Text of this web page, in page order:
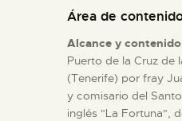
Área de
Alcance y contenido
Puerto de la Cruz de
(Tenerife) por fray
y comisario del
inglés "La Fortuna",